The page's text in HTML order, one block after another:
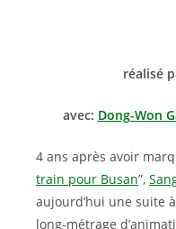
réalisé
avec: Dong-Won
4 ans après avoir
train pour Busan”,
aujourd’hui une suite
long-métrage